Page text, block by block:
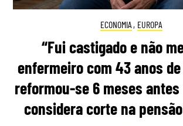
ECONOMIA , EUROPA
“Fui castigado e não
enfermeiro com 43 anos
reformou-se 6 meses
considera corte na